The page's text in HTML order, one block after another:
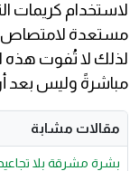
لاستخدام كريمات
مستعدة لامتصاص
لذلك لا تُفوت هذه
مباشرةً وليس بعد
مقالات مشابة
بشرة مشرقة بلا